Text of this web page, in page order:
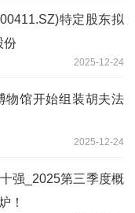
特定股东拟
份
2025-12-24
物馆开始组装胡夫法
2025-12-24
强_2025第三季度概
！